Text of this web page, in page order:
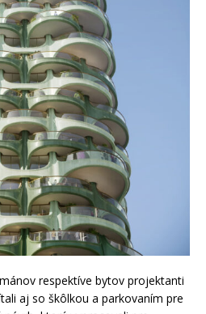
respektíve bytov projektanti
aj so škôlkou a parkovaním pre